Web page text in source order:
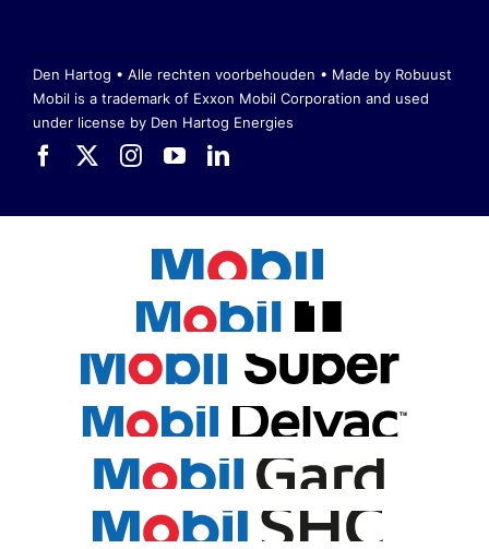
Den Hartog • Alle rechten voorbehouden • Made by Robuust
Mobil is a trademark of Exxon Mobil Corporation and used
under license by Den Hartog Energies